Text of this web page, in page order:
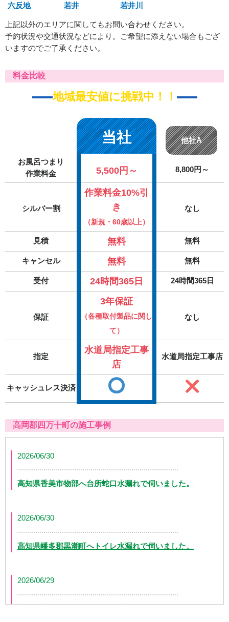
六反地 若井 若井川
上記以外のエリアに関してもお問い合わせください。
予約状況や交通状況などにより。ご希望に添えない場合もござ
いますのでご了承ください。
料金比較
地域最安値に挑戦中！！
当社 他社A
お風呂つまり
作業料金
5,500円～ 8,800円～
シルバー割
作業料金10%引
き
（新規・60歳以上）
なし
見積 無料 無料
キャンセル 無料 無料
受付 24時間365日 24時間365日
保証
3年保証
（各種取付製品に関し
て）
なし
指定
水道局指定工事
店
水道局指定工事店
キャッシュレス決済
高岡郡四万十町の施工事例
2026/06/30
高知県香美市物部へ台所蛇口水漏れで伺いました。
2026/06/30
高知県幡多郡黒潮町へトイレ水漏れで伺いました。
2026/06/29